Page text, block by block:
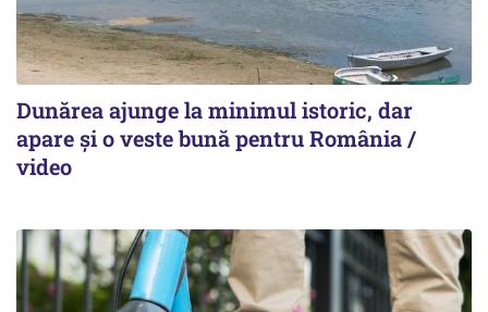
Dunărea ajunge la minimul istoric, dar
apare și o veste bună pentru România /
video